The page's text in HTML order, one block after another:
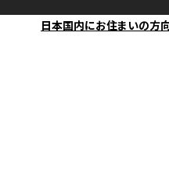
日本国内にお住まいの方